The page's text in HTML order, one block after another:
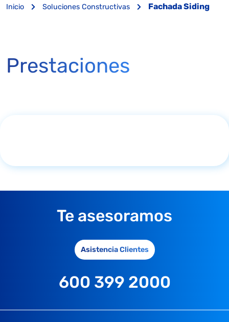
Inicio Soluciones Constructivas Fachada Siding
Prestaciones
Te asesoramos
Asistencia Clientes
600 399 2000